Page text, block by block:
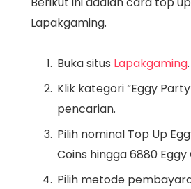
Lapakgaming.
Buka situs Lapakgaming.
Klik kategori “Eggy
pencarian.
Pilih nominal Top Up
Coins hingga 6880 Eggy
Pilih metode